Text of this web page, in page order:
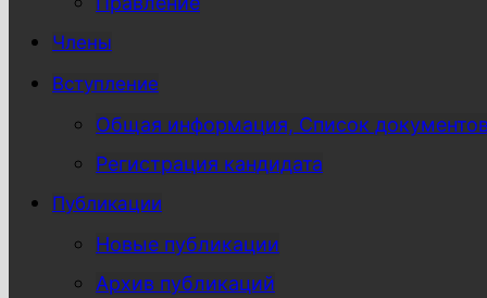
Члены
Вступление
Общая информация, Список
Регистрация кандидата
Публикации
Новые публикации
Архив публикаций